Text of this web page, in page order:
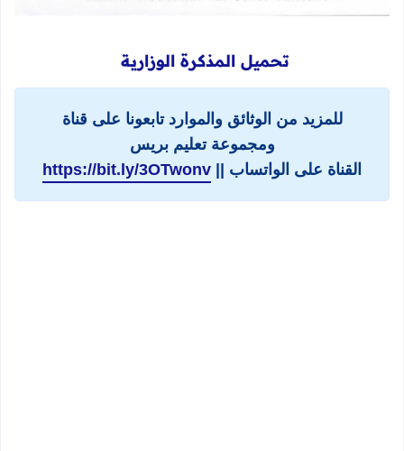
تحميل المذكرة الوزارية
للمزيد من الوثائق والموارد تابعونا على قناة
ومجموعة تعليم بريس
القناة على الواتساب || https://bit.ly/3OTwonv